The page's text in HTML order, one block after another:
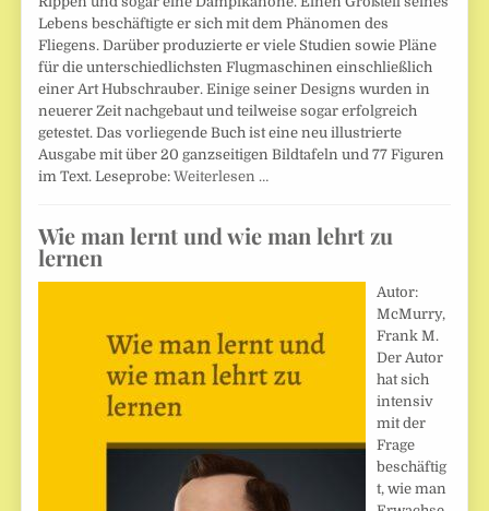
Lebens beschäftigte er sich mit dem Phänomen des
Fliegens. Darüber produzierte er viele Studien sowie Pläne
für die unterschiedlichsten Flugmaschinen einschließlich
einer Art Hubschrauber. Einige seiner Designs wurden in
neuerer Zeit nachgebaut und teilweise sogar erfolgreich
getestet. Das vorliegende Buch ist eine neu illustrierte
Ausgabe mit über 20 ganzseitigen Bildtafeln und 77 Figuren
im Text. Leseprobe:Weiterlesen …
Wie man lernt und wie man lehrt zu
lernen
Autor:
McMurry,
Frank M.
Der Autor
hat sich
intensiv
mit der
Frage
beschäftig
t, wie man